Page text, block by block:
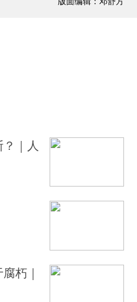
｜人
朽｜